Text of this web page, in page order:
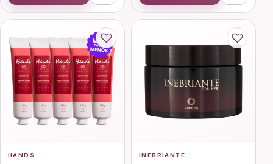
HANDS INEBRIANTE